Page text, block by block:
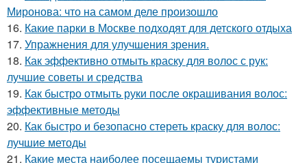
Миронова: что на самом деле произошло
16. Какие парки в Москве подходят для детского отдыха
17. Упражнения для улучшения зрения.
18. Как эффективно отмыть краску для волос с рук:
лучшие советы и средства
19. Как быстро отмыть руки после окрашивания волос:
эффективные методы
20. Как быстро и безопасно стереть краску для волос:
лучшие методы
21. Какие места наиболее посещаемы туристами